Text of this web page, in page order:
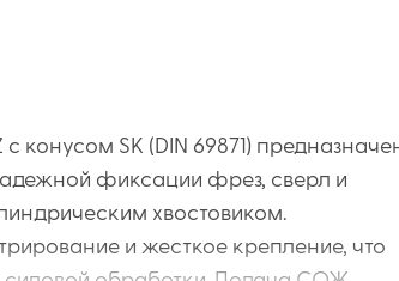
конусом SK (DIN 69871)
фиксации фрез, сверл и
хвостовиком.
и жесткое крепление, что